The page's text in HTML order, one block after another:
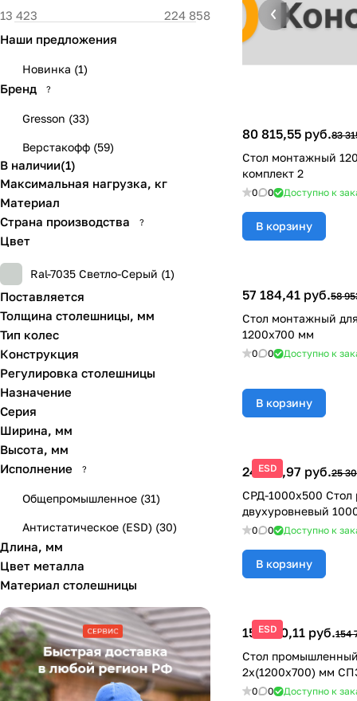
80 815,55 руб.83
Стол монтажный
комплект 2
0 0 Доступно к
В корзину
57 184,41 руб.58
Стол монтажный
1200х700 мм
0 0 Доступно к
В корзину
ESD
24 541,97 руб.25
СРД-1000х500 Стол
двухуровневый
0 0 Доступно к
В корзину
ESD
150 120,11 руб.154
Стол
2х(1200х700) мм
0 0 Доступно к
Наши предложения
Новинка (1)
Бренд ?
Gresson (33)
Верстакофф (59)
В наличии(1)
Максимальная нагрузка, кг
Материал
Страна производства
?
Цвет
Ral-7035 Светло-Серый (1)
Поставляется
Толщина столешницы, мм
Тип колес
Конструкция
Регулировка столешницы
Назначение
Серия
Ширина, мм
Высота, мм
Исполнение
?
Общепромышленное (31)
Антистатическое (ESD) (30)
Длина, мм
Цвет металла
Материал столешницы